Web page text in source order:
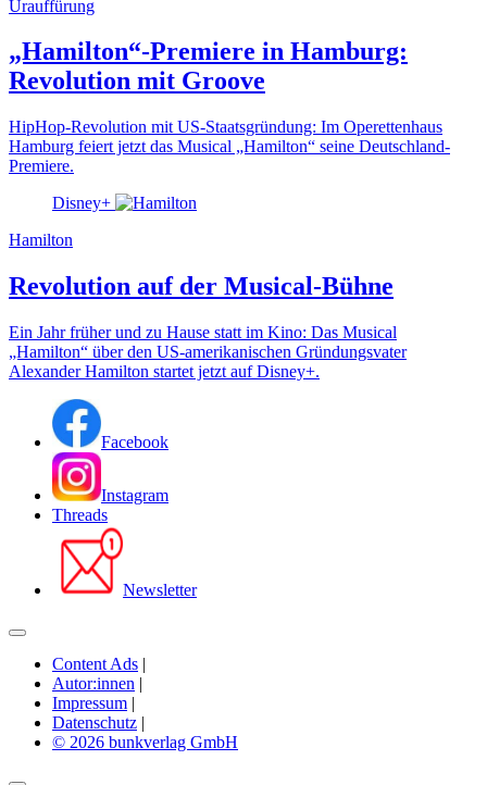
Urauffürung
„Hamilton“-Premiere in Hamburg:
Revolution mit Groove
HipHop-Revolution mit US-Staatsgründung: Im Operettenhaus
Hamburg feiert jetzt das Musical „Hamilton“ seine Deutschland-
Premiere.
Disney+
Hamilton
Revolution auf der Musical-Bühne
Ein Jahr früher und zu Hause statt im Kino: Das Musical
„Hamilton“ über den US-amerikanischen Gründungsvater
Alexander Hamilton startet jetzt auf Disney+.
Facebook
Instagram
Threads
Newsletter
Content Ads |
Autor:innen |
Impressum |
Datenschutz |
© 2026 bunkverlag GmbH